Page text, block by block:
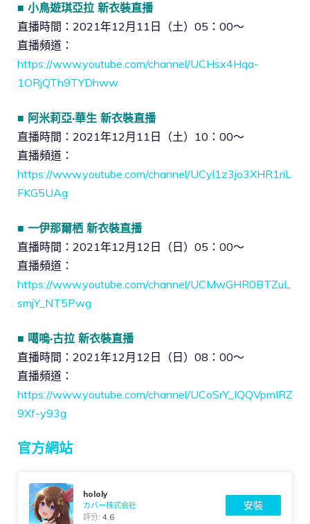
■ 小鳥遊琪亞拉 新衣裝直播
直播時間：2021年12月11日（土）05：00～
直播頻道：
https://www.youtube.com/channel/UCHsx4Hqa-
1ORjQTh9TYDhww
■ 阿米莉亞·華生 新衣裝直播
直播時間：2021年12月11日（土）10：00～
直播頻道：
https://www.youtube.com/channel/UCyl1z3jo3XHR1riL
FKG5UAg
■ 一伊那爾栖 新衣裝直播
直播時間：2021年12月12日（日）05：00～
直播頻道：
https://www.youtube.com/channel/UCMwGHR0BTZuL
smjY_NT5Pwg
■ 噶嗚·古拉 新衣裝直播
直播時間：2021年12月12日（日）08：00～
直播頻道：
https://www.youtube.com/channel/UCoSrY_IQQVpmIRZ
9Xf-y93g
官方網站
hololy
カバー株式会社
評分:4.6
安裝